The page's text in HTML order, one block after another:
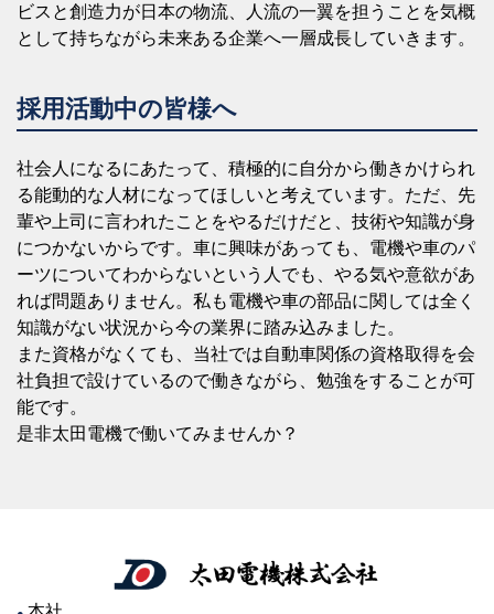
ビスと創造力が日本の物流、人流の一翼を担うことを気概
として持ちながら未来ある企業へ一層成長していきます。
採用活動中の皆様へ
社会人になるにあたって、積極的に自分から働きかけられ
る能動的な人材になってほしいと考えています。ただ、先
輩や上司に言われたことをやるだけだと、技術や知識が身
につかないからです。車に興味があっても、電機や車のパ
ーツについてわからないという人でも、やる気や意欲があ
れば問題ありません。私も電機や車の部品に関しては全く
知識がない状況から今の業界に踏み込みました。
また資格がなくても、当社では自動車関係の資格取得を会
社負担で設けているので働きながら、勉強をすることが可
能です。
是非太田電機で働いてみませんか？